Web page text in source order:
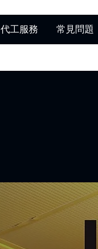
代工服務 常見問題